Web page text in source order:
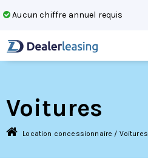
Aucun chiffre annuel requis
Voitures
Location concessionnaire / Voitures